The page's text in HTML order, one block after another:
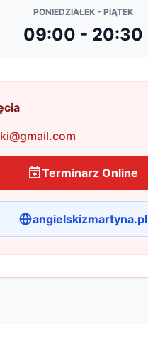
PONIEDZIAŁEK - PIĄTEK
09:00 - 20:30
Terminarz Online
angielskizmartyna.pl